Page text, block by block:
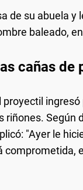
de su abuela
baleado,
cañas
ingresó
Según
"Ayer le